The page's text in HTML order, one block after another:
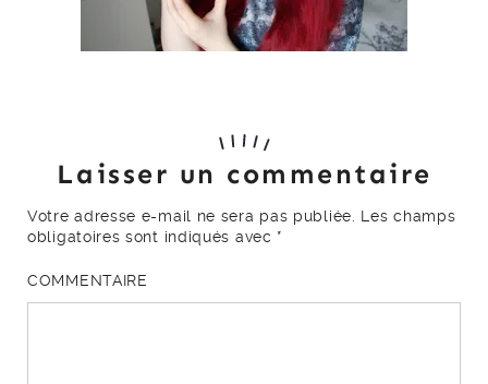
Laisser un commentaire
Votre adresse e-mail ne sera pas publiée.
Les champs
obligatoires sont indiqués avec *
COMMENTAIRE